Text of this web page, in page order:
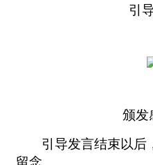
引
颁发
引导发言结束以后
留念